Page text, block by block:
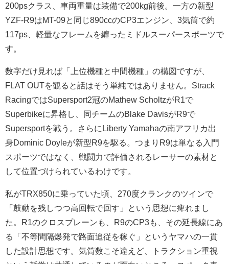
200psクラス、車両重量は装備で200kg前後。一方の新型
YZF-R9はMT-09と同じ890ccのCP3エンジン、3気筒で約
117ps、軽量なフレームを纏ったミドルスーパースポーツで
す。
数字だけ見れば「上位機種と中間機種」の構図ですが、
FLAT OUTを観ると話はそう単純ではありません。Strack
RacingではSupersport2冠のMathew ScholtzがR1で
Superbikeに昇格し、同チームのBlake DavisがR9で
Supersportを戦う。さらにLiberty Yamahaの南アフリカ出
身Dominic Doyleが新型R9を駆る。つまりR9は単なる入門
スポーツではなく、戦闘力で評価されるレーサーの素材と
して位置づけられているわけです。
私がTRX850に乗っていた頃、270度クランクのツインで
「鼓動を残しつつ高回転で回す」という思想に痺れまし
た。R1のクロスプレーンも、R9のCP3も、その延長線にあ
る「不等間隔爆発で路面追従を稼ぐ」というヤマハの一貫
した設計思想です。気筒数こそ違えど、トラクション重視